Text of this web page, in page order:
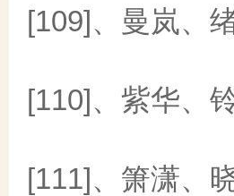
[109]、曼岚、
[110]、紫华、
[111]、箫潇、